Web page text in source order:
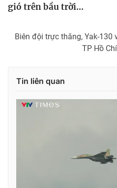
Tin tức
Câu chuyện quốc tế
Kinh tế
Tài chính
Dữ liệu và đời sống
Giải trí
gió trên bầu trời...
Biên đội trực thăng, Yak-130
TP Hồ
Tin liên quan